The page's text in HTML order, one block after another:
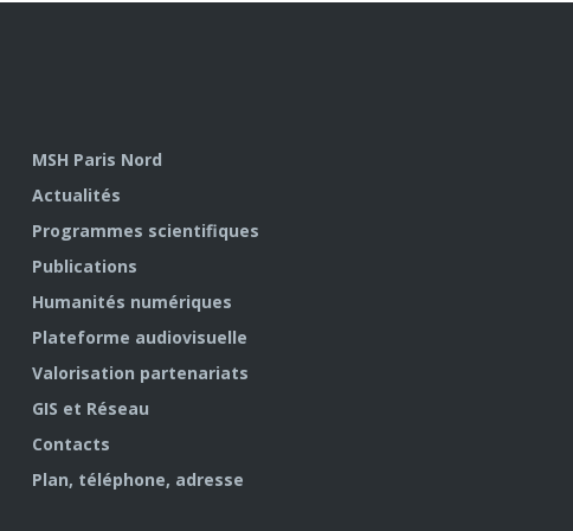
MSH Paris Nord
Actualités
Programmes scientifiques
Publications
Humanités numériques
Plateforme audiovisuelle
Valorisation partenariats
GIS et Réseau
Contacts
Plan, téléphone, adresse